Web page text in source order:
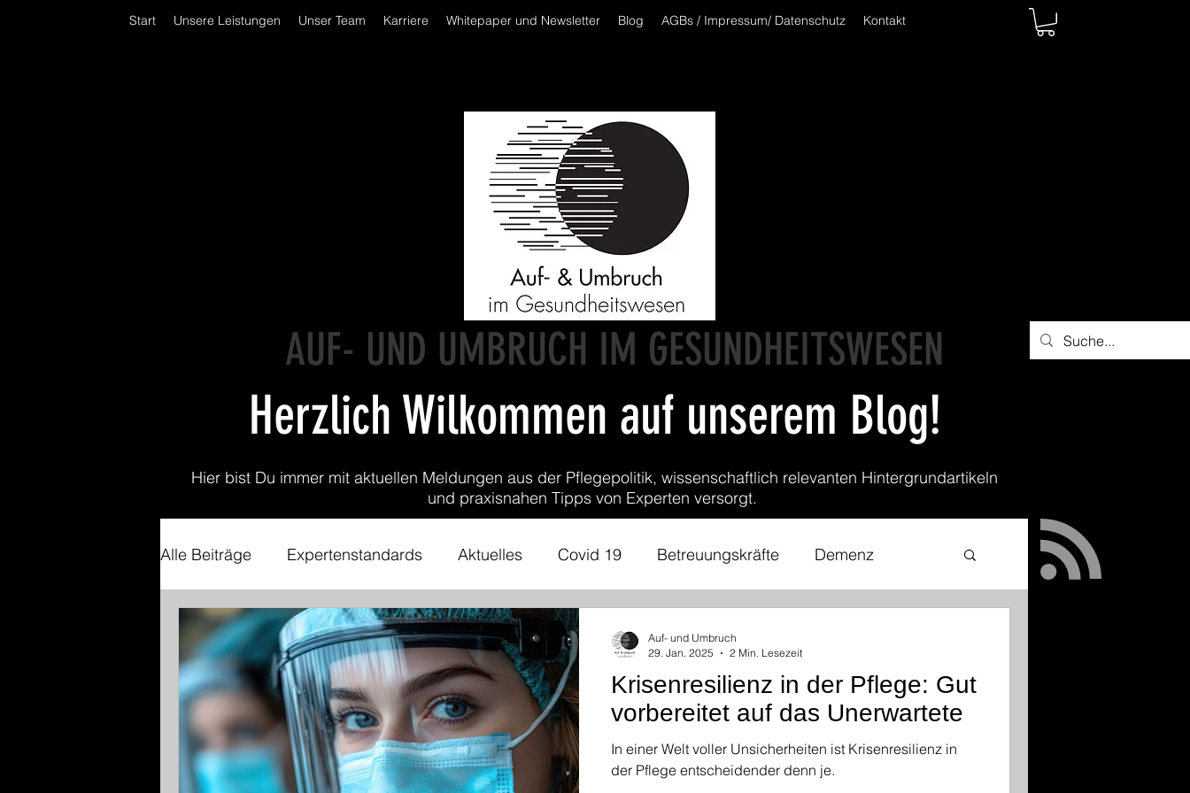
Start Unsere Leistungen Unser Team Karriere Whitepaper und Newsletter Blog AGBs / Impressum/ Datenschutz Kontakt
AUF- UND UMBRUCH IM GESUNDHEITSWESEN
Herzlich Wilkommen auf unserem Blog!
Hier bist Du immer mit aktuellen Meldungen aus der Pflegepolitik, wissenschaftlich relevanten Hintergrundartikeln
und praxisnahen Tipps von Experten versorgt.
Alle Beiträge Expertenstandards Aktuelles Covid 19 Betreuungskräfte Demenz
Gewalt in der Pflege Hintergrundwissen Pflegepolitik
Digitalisierung Nachhaltigkeit Gesundheitswesen Kommunikation Hitzeschutz
Kultursensible Pflege pflegende Angehörige Chronisch Kranke Personalmarketing
Krisenresilienz in der Pflege: Gut
vorbereitet auf das Unerwartete
In einer Welt voller Unsicherheiten ist Krisenresilienz in
der Pflege entscheidender denn je.
Auf- und Umbruch
29. Jan. 2025
2 Min. Lesezeit